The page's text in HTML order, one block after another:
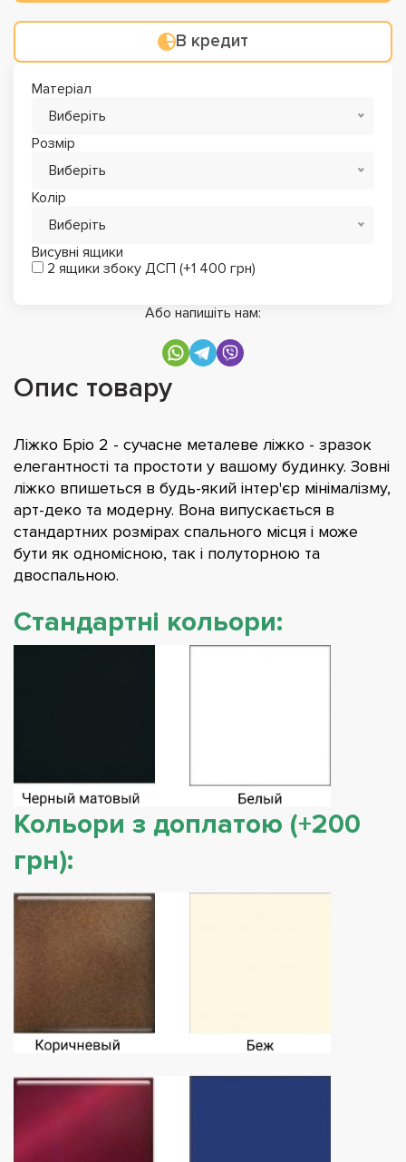
В кредит
Матеріал
Виберіть
Розмір
Виберіть
Колір
Виберіть
Висувні ящики
2 ящики збоку ДСП (+1 400 грн)
Або напишіть нам:
Опис товару
Ліжко Бріо 2 - сучасне металеве ліжко - зразок
елегантності та простоти у вашому будинку. Зовні
ліжко впишеться в будь-який інтер'єр мінімалізму,
арт-деко та модерну. Вона випускається в
стандартних розмірах спального місця і може
бути як одномісною, так і полуторною та
двоспальною.
Стандартні кольори:
Кольори з доплатою (+200
грн):